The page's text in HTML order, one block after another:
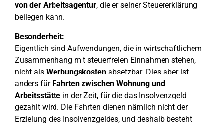
von der Arbeitsagentur, die er seiner Steuererklärung
beilegen kann.
Besonderheit:
Eigentlich sind Aufwendungen, die in wirtschaftlichem
Zusammenhang mit steuerfreien Einnahmen stehen,
nicht als Werbungskosten absetzbar. Dies aber ist
anders für Fahrten zwischen Wohnung und
Arbeitsstätte in der Zeit, für die das Insolvenzgeld
gezahlt wird. Die Fahrten dienen nämlich nicht der
Erzielung des Insolvenzgeldes, und deshalb besteht